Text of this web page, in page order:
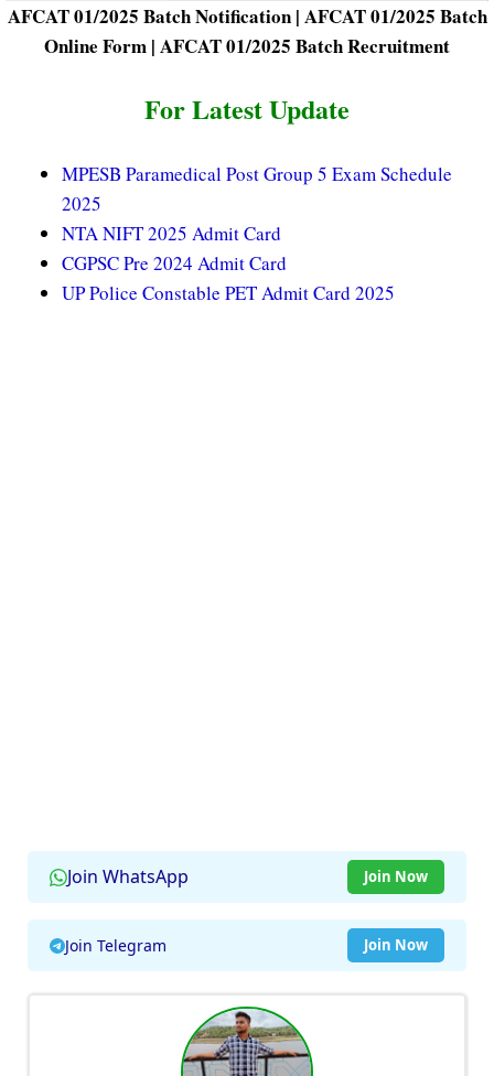
AFCAT 01/2025 Batch Notification | AFCAT 01/2025 Batch
Online Form | AFCAT 01/2025 Batch Recruitment
For Latest Update
MPESB Paramedical Post Group 5 Exam Schedule
2025
NTA NIFT 2025 Admit Card
CGPSC Pre 2024 Admit Card
UP Police Constable PET Admit Card 2025
Join WhatsApp Join Now
Join Telegram Join Now